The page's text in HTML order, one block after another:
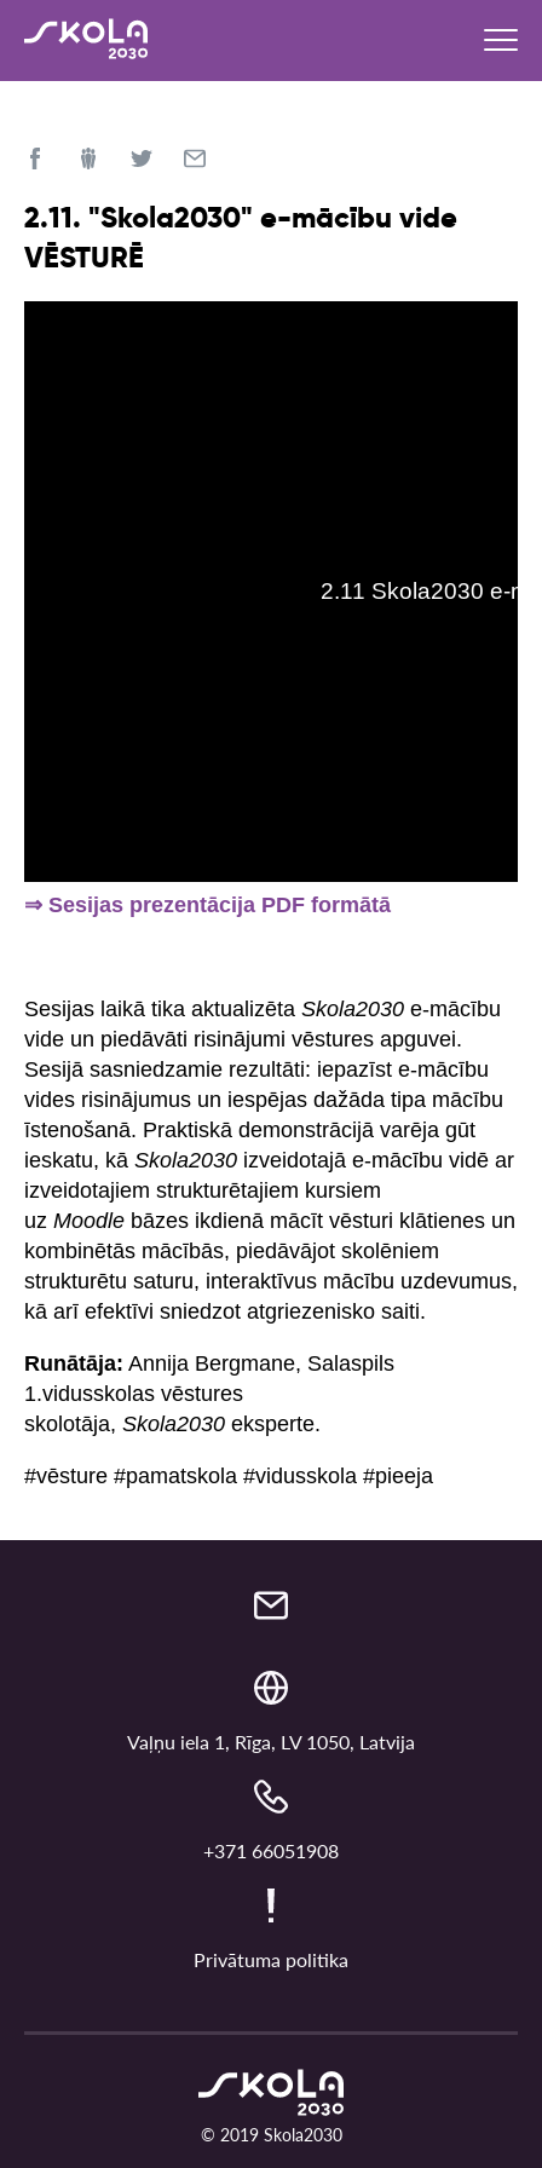
2.11. "Skola2030" e-mācību vide
VĒSTURĒ
⇒ Sesijas prezentācija PDF formātā
Sesijas laikā tika aktualizēta Skola2030 e-mācību
vide un piedāvāti risinājumi vēstures apguvei.
Sesijā sasniedzamie rezultāti: iepazīst e-mācību
vides risinājumus un iespējas dažāda tipa mācību
īstenošanā. Praktiskā demonstrācijā varēja gūt
ieskatu, kā Skola2030 izveidotajā e-mācību vidē ar
izveidotajiem strukturētajiem kursiem
uz Moodle bāzes ikdienā mācīt vēsturi klātienes un
kombinētās mācībās, piedāvājot skolēniem
strukturētu saturu, interaktīvus mācību uzdevumus,
kā arī efektīvi sniedzot atgriezenisko saiti.
Runātāja: Annija Bergmane, Salaspils
1.vidusskolas vēstures
skolotāja, Skola2030 eksperte.
#vēsture #pamatskola #vidusskola #pieeja
Vaļņu iela 1, Rīga, LV 1050, Latvija
+371 66051908
Privātuma politika
© 2019 Skola2030